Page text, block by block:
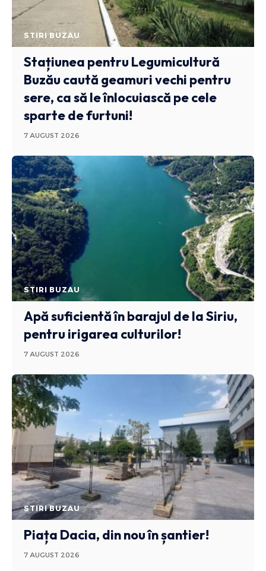
STIRI BUZAU
Stațiunea pentru Legumicultură
Buzău caută geamuri vechi pentru
sere, ca să le înlocuiască pe cele
sparte de furtuni!
7 AUGUST 2026
STIRI BUZAU
Apă suficientă în barajul de la Siriu,
pentru irigarea culturilor!
7 AUGUST 2026
STIRI BUZAU
Piața Dacia, din nou în șantier!
7 AUGUST 2026